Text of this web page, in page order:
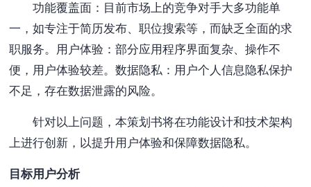
功能覆盖面：目前市场上的竞争对手大多功能单
一，如专注于简历发布、职位搜索等，而缺乏全面的求
职服务。用户体验：部分应用程序界面复杂、操作不
便，用户体验较差。数据隐私：用户个人信息隐私保护
不足，存在数据泄露的风险。
针对以上问题，本策划书将在功能设计和技术架构
上进行创新，以提升用户体验和保障数据隐私。
目标用户分析